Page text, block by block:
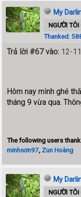
My
NGƯỜI
Thanked:
Trả lời #67 vào: 12-
Hôm nay mình ghé
tháng 9 vừa qua.
The following users
minhsơn97, Zun Hoàng
My
NGƯỜI